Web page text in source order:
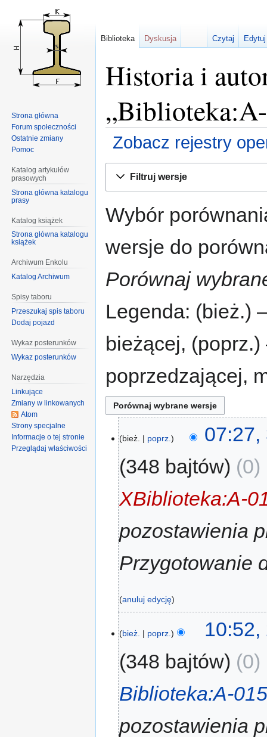
Historia i
Zobacz rejestry
Filtruj wersje
Wybór
wersje do
Porównaj
Legenda: (bież.)
bieżącej,
poprzedzającej,
bież. poprz.
07:27,
348 bajtów
0
XBiblioteka:A-
pozostawienia
Przygotowanie
anuluj edycję
bież. poprz.
10:52,
348 bajtów
0
Biblioteka:A-
pozostawienia
Biblioteka Dyskusja Czytaj
Strona główna
Forum społeczności
Ostatnie zmiany
Pomoc
Katalog artykułów
prasowych
Strona główna katalogu
prasy
Katalog książek
Strona główna katalogu
książek
Archiwum Enkolu
Katalog Archiwum
Spisy taboru
Przeszukaj spis taboru
Dodaj pojazd
Wykaz posterunków
Wykaz posterunków
Narzędzia
Linkujące
Zmiany w linkowanych
Atom
Strony specjalne
Informacje o tej stronie
Przeglądaj właściwości